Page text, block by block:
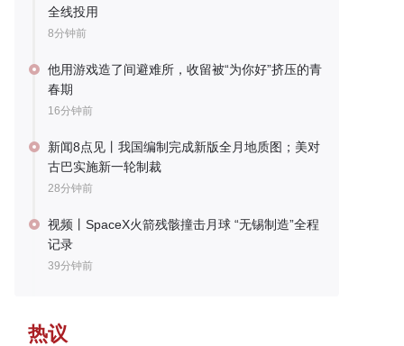
全线投用
8分钟前
他用游戏造了间避难所，收留被“为你好”挤压的青
春期
16分钟前
新闻8点见丨我国编制完成新版全月地质图；美对
古巴实施新一轮制裁
28分钟前
视频丨SpaceX火箭残骸撞击月球 “无锡制造”全程
记录
39分钟前
热议